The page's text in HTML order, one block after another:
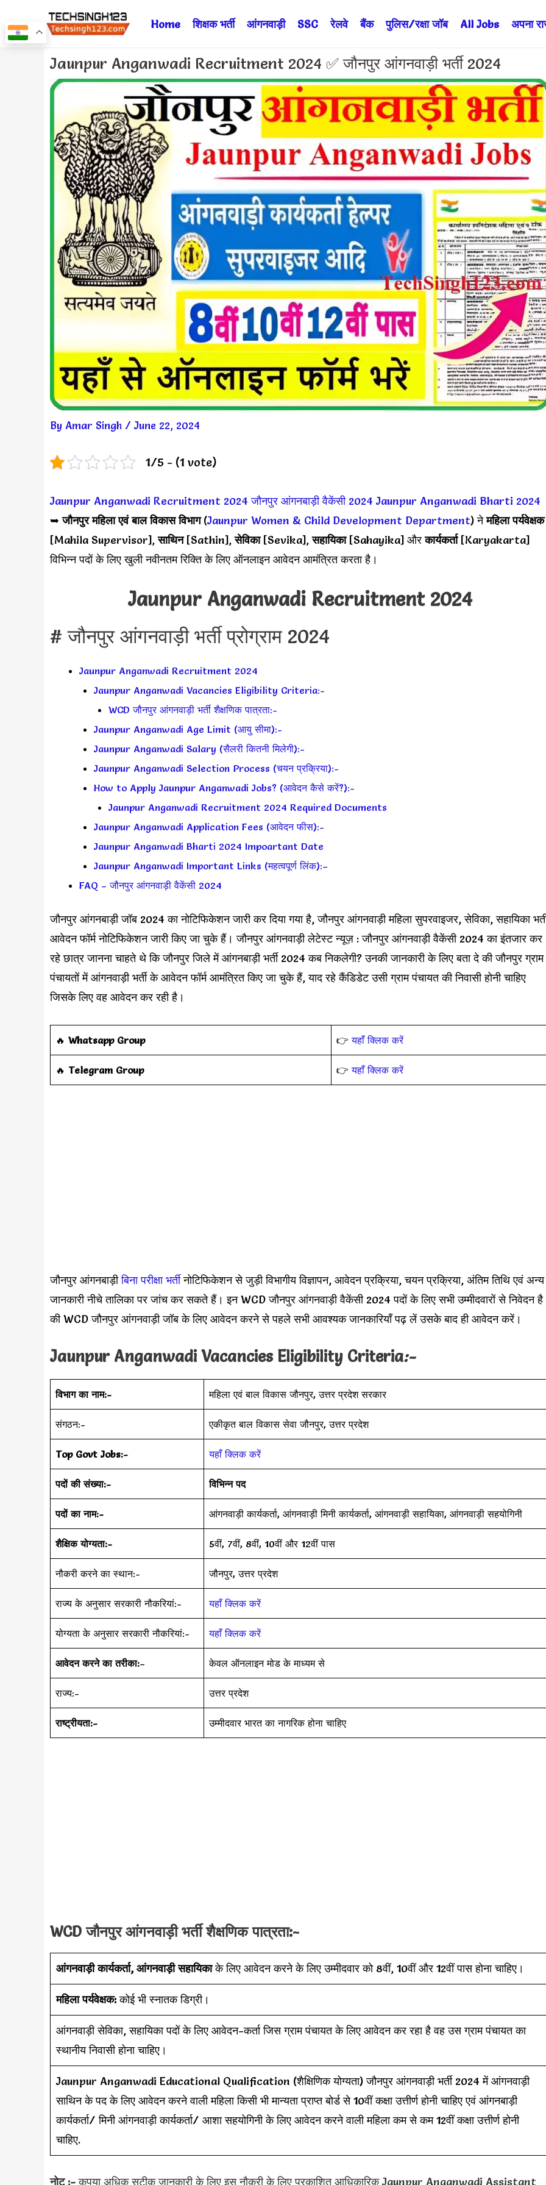
to
Home शिक्षक भर्ती आंगनवाड़ी SSC रेलवे बैंक पुलिस/रक्षा जॉब All Jobs अपना
Jaunpur Anganwadi Recruitment 2024 ✅ जौनपुर आंगनवाड़ी भर्ती 2024
By Amar Singh / June 22, 2024
1/5 - (1 vote)
Jaunpur Anganwadi Recruitment 2024 जौनपुर आंगनबाड़ी वैकेंसी 2024 Jaunpur Anganwadi Bharti 2024
➥ जौनपुर महिला एवं बाल विकास विभाग(Jaunpur Women & Child Development Department) नेमहिला पर्यवेक्षक
[Mahila Supervisor],साथिन[Sathin],सेविका[Sevika],सहायिका[Sahayika] औरकार्यकर्ता[Karyakarta]
विभिन्न पदों के लिए खुली नवीनतम रिक्ति के लिए ऑनलाइन आवेदन आमंत्रित करता है।
Jaunpur Anganwadi Recruitment 2024
# जौनपुर आंगनवाड़ी भर्ती प्रोग्राम 2024
Jaunpur Anganwadi Recruitment 2024
Jaunpur Anganwadi Vacancies Eligibility Criteria:-
WCD जौनपुर आंगनवाड़ी भर्ती शैक्षणिक पात्रता:-
Jaunpur Anganwadi Age Limit (आयु सीमा):-
Jaunpur Anganwadi Salary (सैलरी कितनी मिलेगी):-
Jaunpur Anganwadi Selection Process (चयन प्रक्रिया):-
How to Apply Jaunpur Anganwadi Jobs? (आवेदन कैसे करें?):-
Jaunpur Anganwadi Recruitment 2024 Required Documents
Jaunpur Anganwadi Application Fees (आवेदन फीस):-
Jaunpur Anganwadi Bharti 2024 Impoartant Date
Jaunpur Anganwadi Important Links (महत्वपूर्ण लिंक):–
FAQ – जौनपुर आंगनवाड़ी वैकेंसी 2024
जौनपुर आंगनबाड़ी जॉब 2024 का नोटिफिकेशन जारी कर दिया गया है, जौनपुर आंगनवाड़ी महिला सुपरवाइजर, सेविका, सहायिका
आवेदन फॉर्म नोटिफिकेशन जारी किए जा चुके हैं। जौनपुर आंगनवाड़ी लेटेस्ट न्यूज़ : जौनपुर आंगनवाड़ी वैकेंसी 2024 का इंतजार कर
रहे छात्र जानना चाहते थे कि जौनपुर जिले में आंगनबाड़ी भर्ती 2024 कब निकलेगी? उनकी जानकारी के लिए बता दे की जौनपुर ग्राम
पंचायतों में आंगनवाड़ी भर्ती के आवेदन फॉर्म आमंत्रित किए जा चुके हैं, याद रहे कैंडिडेट उसी ग्राम पंचायत की निवासी होनी चाहिए
जिसके लिए वह आवेदन कर रही है।
‎️‍🔥 Whatsapp Group 👉यहाँ क्लिक करें
‎️‍🔥 Telegram Group 👉यहाँ क्लिक करें
जौनपुर आंगनबाड़ीबिना परीक्षा भर्तीनोटिफिकेशन से जुड़ी विभागीय विज्ञापन, आवेदन प्रक्रिया, चयन प्रक्रिया, अंतिम तिथि एवं अन्य
जानकारी नीचे तालिका पर जांच कर सकते हैं। इन WCD जौनपुर आंगनवाड़ी वैकेंसी 2024 पदों के लिए सभी उम्मीदवारों से निवेदन है
की WCD जौनपुर आंगनवाड़ी जॉब के लिए आवेदन करने से पहले सभी आवश्यक जानकारियाँ पढ़ लें उसके बाद ही आवेदन करें।
Jaunpur Anganwadi Vacancies Eligibility Criteria:-
विभाग का नाम:- महिला एवं बाल विकास जौनपुर, उत्तर प्रदेश सरकार
संगठन:- एकीकृत बाल विकास सेवा जौनपुर, उत्तर प्रदेश
Top Govt Jobs:- यहाँ क्लिक करें
पदों की संख्या:- विभिन्न पद
पदों का नाम:- आंगनवाड़ी कार्यकर्ता, आंगनवाड़ी मिनी कार्यकर्ता, आंगनवाड़ी सहायिका, आंगनवाड़ी सहयोगिनी
शैक्षिक योग्यता:- 5वीं, 7वीं, 8वीं, 10वीं और 12वीं पास
नौकरी करने का स्थान:- जौनपुर, उत्तर प्रदेश
राज्य के अनुसार सरकारी नौकरियां:- यहाँ क्लिक करें
योग्यता के अनुसार सरकारी नौकरियां:- यहाँ क्लिक करें
आवेदन करने का तरीका:– केवल ऑनलाइन मोड के माध्यम से
राज्य:- उत्तर प्रदेश
राष्ट्रीयता:- उम्मीदवार भारत का नागरिक होना चाहिए
WCD जौनपुर आंगनवाड़ी भर्ती शैक्षणिक पात्रता:-
आंगनवाड़ी कार्यकर्ता, आंगनवाड़ी सहायिकाके लिए आवेदन करने के लिए उम्मीदवार को 8वीं, 10वीं और 12वीं पास होना चाहिए।
महिला पर्यवेक्षक:कोई भी स्नातक डिग्री।
आंगनवाड़ी सेविका, सहायिका पदों के लिए आवेदन-कर्ता जिस ग्राम पंचायत के लिए आवेदन कर रहा है वह उस ग्राम पंचायत का
स्थानीय निवासी होना चाहिए।
Jaunpur Anganwadi Educational Qualification (शैक्षिणिक योग्यता) जौनपुर आंगनवाड़ी भर्ती 2024 में आंगनवाड़ी
साथिन के पद के लिए आवेदन करने वाली महिला किसी भी मान्यता प्राप्त बोर्ड से 10वीं कक्षा उत्तीर्ण होनी चाहिए एवं आंगनबाड़ी
कार्यकर्ता/ मिनी आंगनवाड़ी कार्यकर्ता/ आशा सहयोगिनी के लिए आवेदन करने वाली महिला कम से कम 12वीं कक्षा उत्तीर्ण होनी
चाहिए.
नोट :-कृपया अधिक सटीक जानकारी के लिए इस नौकरी के लिए प्रकाशित आधिकारिक Jaunpur Anganwadi Assistant
Post
navigation